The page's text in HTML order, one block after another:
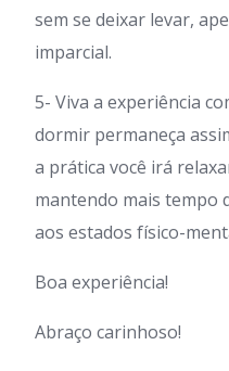
sem se deixar levar,
imparcial.
5- Viva a experiência
dormir permaneça
a prática você irá
mantendo mais tempo
aos estados físico-
Boa experiência!
Abraço carinhoso!